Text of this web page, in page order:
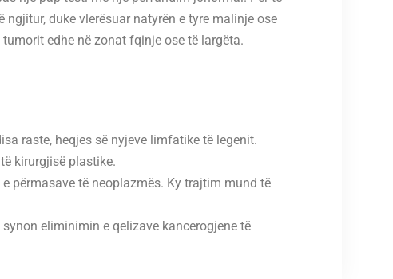
duke vlerësuar natyrën e tyre malinje ose
edhe në zonat fqinje ose të largëta.
raste, heqjes së nyjeve limfatike të legenit.
kirurgjisë plastike.
përmasave të neoplazmës. Ky trajtim mund të
eliminimin e qelizave kancerogjene të